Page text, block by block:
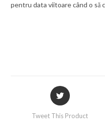
pentru data viitoare când o să
Tweet This Product